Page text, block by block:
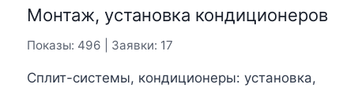
Монтаж, установка кондиционеров
Показы: 496 | Заявки: 17
Сплит-системы, кондиционеры: установка,